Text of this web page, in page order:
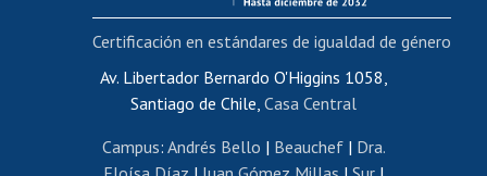
Bienestar del personal
Portal de movilidad interna
Certificado de renta
Certificado de renta honorarios
Editar páginas blancas
Av. Libertador Bernardo O'Higgins 1058,
Santiago de Chile, Casa Central
Campus: Andrés Bello | Beauchef| Dra.
Certificación en estándares de igualdad de género